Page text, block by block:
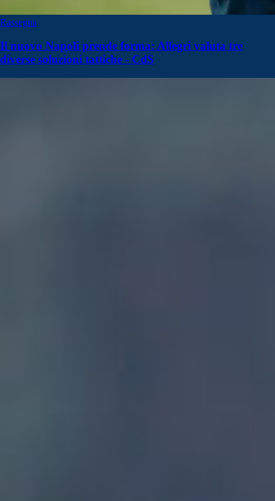
Rassegna
Il nuovo Napoli prende forma: Allegri valuta tre
diverse soluzioni tattiche - CdS